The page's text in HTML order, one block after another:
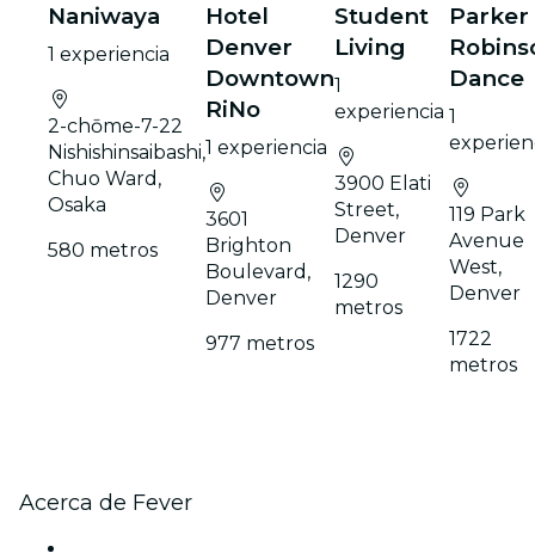
Naniwaya
1 experiencia
2-chōme-7-22
Nishishinsaibashi,
Chuo Ward,
Osaka
580 metros
Hotel
Denver
Downtown
RiNo
1 experiencia
3601
Brighton
Boulevard,
Denver
977 metros
Student
Living
1
experiencia
3900 Elati
Street,
Denver
1290
metros
Parker
Dance
1
119 Park
Avenue
West,
Denver
1722
metros
Acerca de Fever